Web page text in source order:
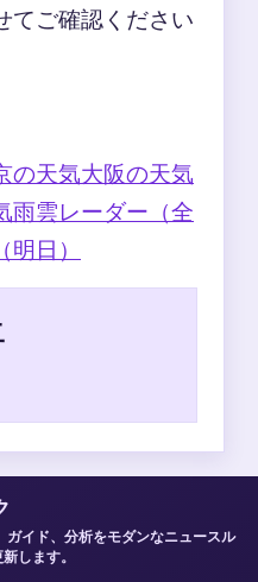
てご確認ください
の天気大阪の天気
雨雲レーダー（全
明日）
ガイド、分析をモダンなニュースル
します。